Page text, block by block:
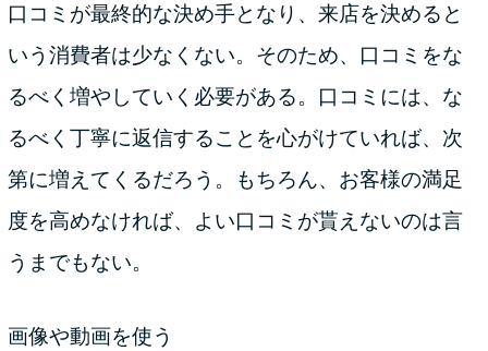
口コミが最終的な決め手となり、来店を決めると
いう消費者は少なくない。そのため、口コミをな
るべく増やしていく必要がある。口コミには、な
るべく丁寧に返信することを心がけていれば、次
第に増えてくるだろう。もちろん、お客様の満足
度を高めなければ、よい口コミが貰えないのは言
うまでもない。
画像や動画を使う